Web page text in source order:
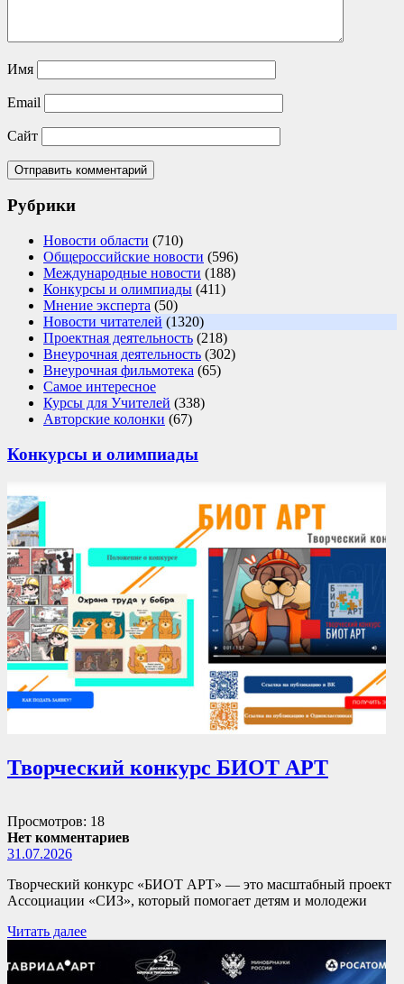
Имя
Email
Сайт
Рубрики
Новости области (710)
Общероссийские новости (596)
Международные новости (188)
Конкурсы и олимпиады (411)
Мнение эксперта (50)
Новости читателей (1320)
Проектная деятельность (218)
Внеурочная деятельность (302)
Внеурочная фильмотека (65)
Самое интересное
Курсы для Учителей (338)
Авторские колонки (67)
Конкурсы и олимпиады
Творческий конкурс БИОТ АРТ
Просмотров: 18
Нет комментариев
31.07.2026
Творческий конкурс «БИОТ АРТ» — это масштабный проект
Ассоциации «СИЗ», который помогает детям и молодежи
Читать далее